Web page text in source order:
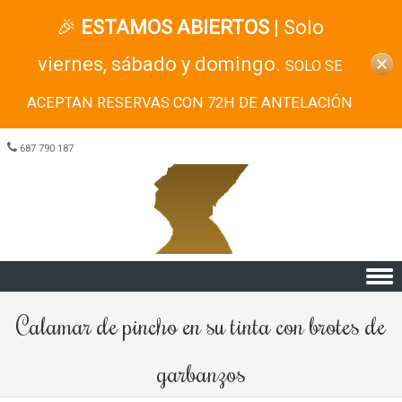
687 790 187
Calamar de pincho en su tinta con brotes de
garbanzos
🎉 ESTAMOS ABIERTOS| Solo
viernes, sábado y domingo. SOLO SE
ACEPTAN RESERVAS CON 72H DE ANTELACIÓN